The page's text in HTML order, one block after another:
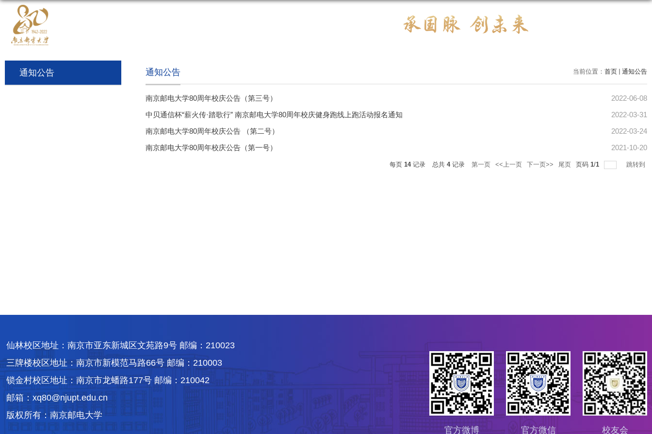
通知公告 当前位置： 首页 通知公告
通知公告
南京邮电大学80周年校庆公告（第三号）
2022-06-08
中贝通信杯“薪火传·踏歌行” 南京邮电大学80周年校庆健身跑线上跑活动报名通知
2022-03-31
南京邮电大学80周年校庆公告 （第二号）
2022-03-24
南京邮电大学80周年校庆公告（第一号）
2021-10-20
每页 14记录 总共 4记录 第一页 <<上一页 下一页>> 尾页 页码 1/1 跳转到
仙林校区地址：南京市亚东新城区文苑路9号 邮编：210023
三牌楼校区地址：南京市新模范马路66号 邮编：210003
锁金村校区地址：南京市龙蟠路177号 邮编：210042
邮箱：xq80@njupt.edu.cn
版权所有：南京邮电大学
官方微博
官方微信 校友会